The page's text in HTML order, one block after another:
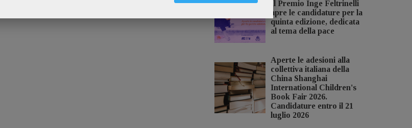
Il Premio Inge Feltrinelli
apre le candidature per la
quinta edizione, dedicata
al tema della pace
Aperte le adesioni alla
collettiva italiana della
China Shanghai
International Children's
Book Fair 2026.
Candidature entro il 21
luglio 2026